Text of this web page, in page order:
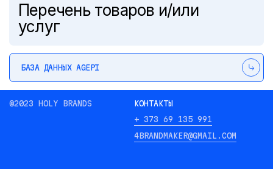
Перечень товаров и/или
услуг
БАЗА ДАННЫХ AGEPI
©2023 HOLY BRANDS
КОНТАКТЫ
+ 373 69 135 991
4BRANDMAKER@GMAIL.COM